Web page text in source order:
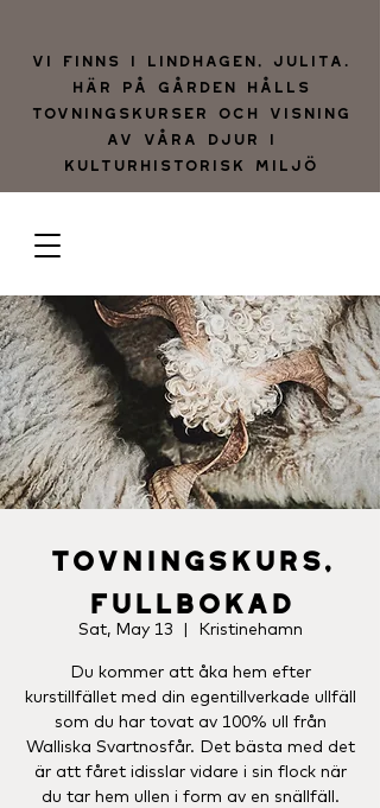
Vi finns i lindhagen, julita.
Här på gården hålls
tovningskurser och visning
av våra djur i
kulturhistorisk miljö
Tovningskurs,
fullbokad
Sat, May 13
  |
Kristinehamn
Du kommer att åka hem efter
kurstillfället med din egentillverkade ullfäll
som du har tovat av 100% ull från
Walliska Svartnosfår. Det bästa med det
är att fåret idisslar vidare i sin flock när
du tar hem ullen i form av en snällfäll.